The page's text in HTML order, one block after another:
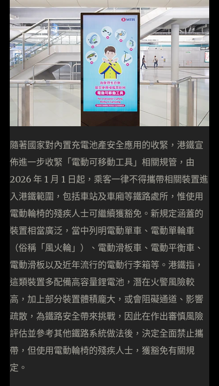
隨著國家對內置充電池產安全應用的收緊，港鐵宣
佈進一步收緊「電動可移動工具」相關規管，由
2026 年 1 月 1 日起，乘客一律不得攜帶相關裝置進
入港鐵範圍，包括車站及車廂等鐵路處所，惟使用
電動輪椅的殘疾人士可繼續獲豁免。新規定涵蓋的
裝置相當廣泛，當中列明電動單車、電動單輪車
（俗稱「風火輪」）、電動滑板車、電動平衡車、
電動滑板以及近年流行的電動行李箱等。港鐵指，
這類裝置多配備高容量鋰電池，潛在火警風險較
高，加上部分裝置體積龐大，或會阻礙通道、影響
疏散，為鐵路安全帶來挑戰，因此在作出審慎風險
評估並參考其他鐵路系統做法後，決定全面禁止攜
帶，但使用電動輪椅的殘疾人士，獲豁免有關規
定。